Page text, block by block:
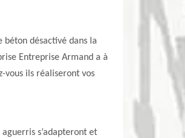
béton désactivé dans la
Entreprise Armand a à
vous ils réaliseront vos
s’adapteront et